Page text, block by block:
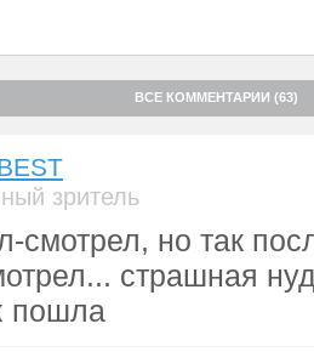
ВСЕ КОММЕНТАРИИ (63)
зритель
смотрел, но так
страшная
пошла